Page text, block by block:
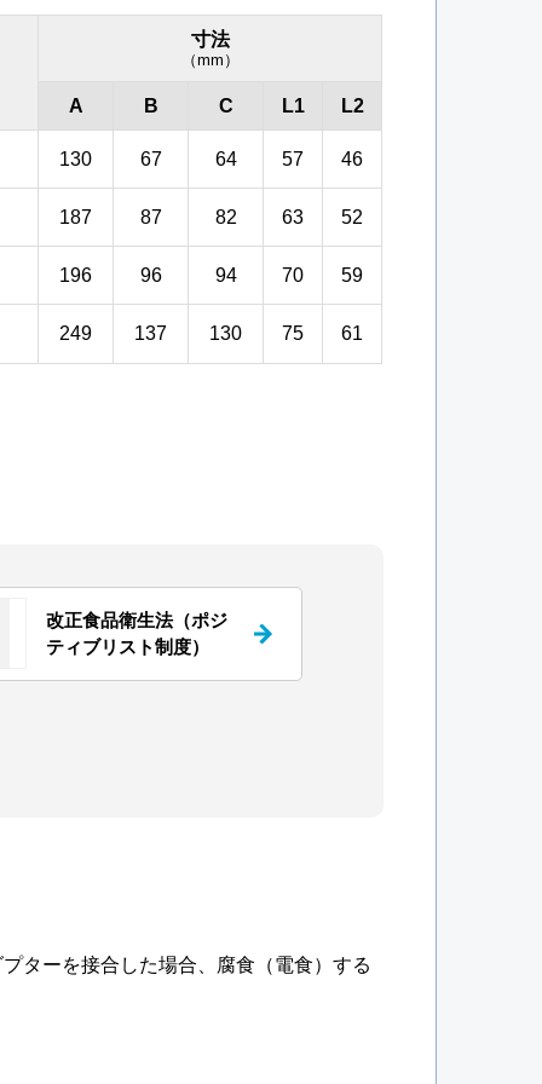
寸法
（mm）
A B C L1 L2
130 67 64 57 46
187 87 82 63 52
196 96 94 70 59
249 137 130 75 61
改正食品衛生法（ポジ
ティブリスト制度）
ターを接合した場合、腐食（電食）する